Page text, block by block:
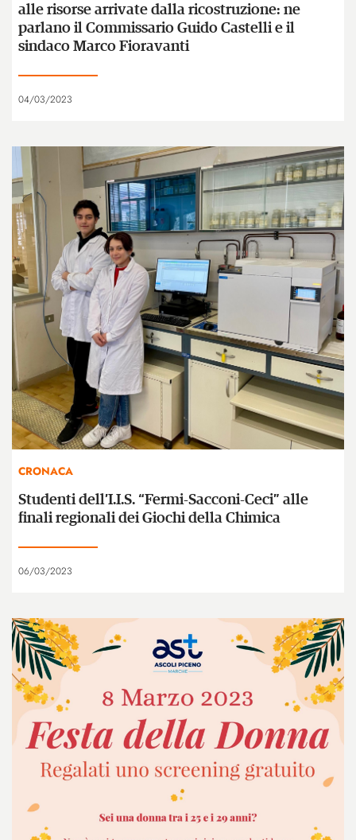
alle risorse arrivate dalla ricostruzione: ne
parlano il Commissario Guido Castelli e il
sindaco Marco Fioravanti
04/03/2023
CRONACA
Studenti dell’I.I.S. “Fermi-Sacconi-Ceci” alle
finali regionali dei Giochi della Chimica
06/03/2023